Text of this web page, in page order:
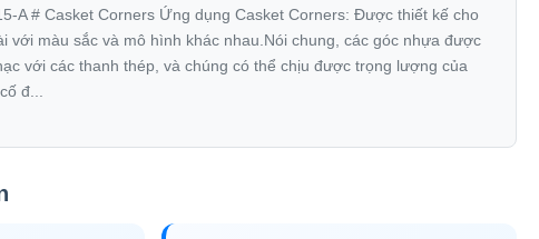
A # Casket Corners Ứng dụng Casket Corners: Được thiết kế cho
với màu sắc và mô hình khác nhau.Nói chung, các góc nhựa được
với các thanh thép, và chúng có thể chịu được trọng lượng của
đ...